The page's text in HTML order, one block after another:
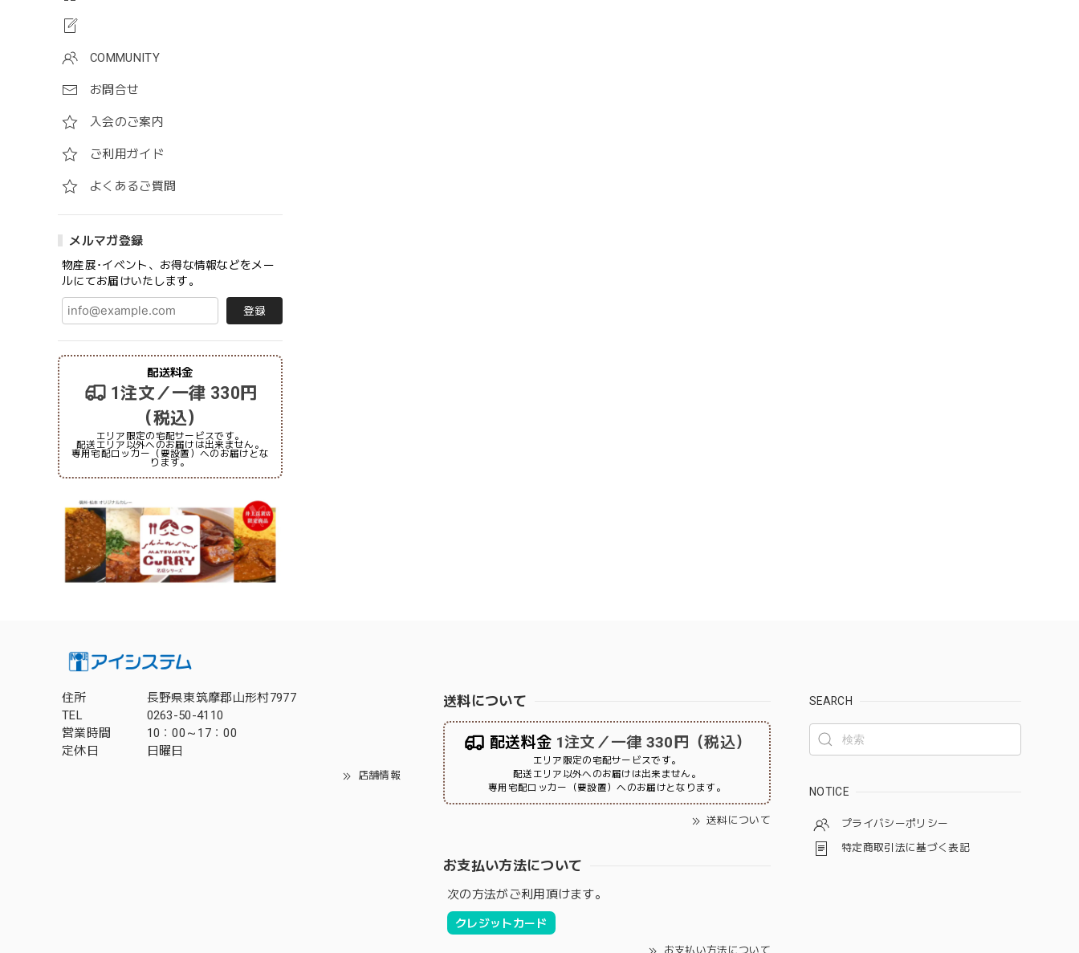
COMMUNITY
お問合せ
入会のご案内
ご利用ガイド
よくあるご質問
メルマガ登録
物産展･イベント、お得な情報などをメー
ルにてお届けいたします。
登録
配送料金
1注文／一律 330円
（税込）
エリア限定の宅配サービスです。
配送エリア以外へのお届けは出来ません。
専用宅配ロッカー（要設置）へのお届けとな
ります。
住所
長野県東筑摩郡山形村7977
TEL
0263-50-4110
営業時間
10：00～17：00
定休日
日曜日
店舗情報
送料について
配送料金 1注文／一律 330円（税込）
エリア限定の宅配サービスです。
配送エリア以外へのお届けは出来ません。
専用宅配ロッカー（要設置）へのお届けとなります。
送料について
お支払い方法について
次の方法がご利用頂けます。
クレジットカード
お支払い方法について
SEARCH
NOTICE
プライバシーポリシー
特定商取引法に基づく表記